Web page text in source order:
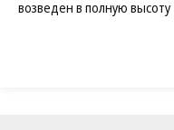
возведен в полную высоту